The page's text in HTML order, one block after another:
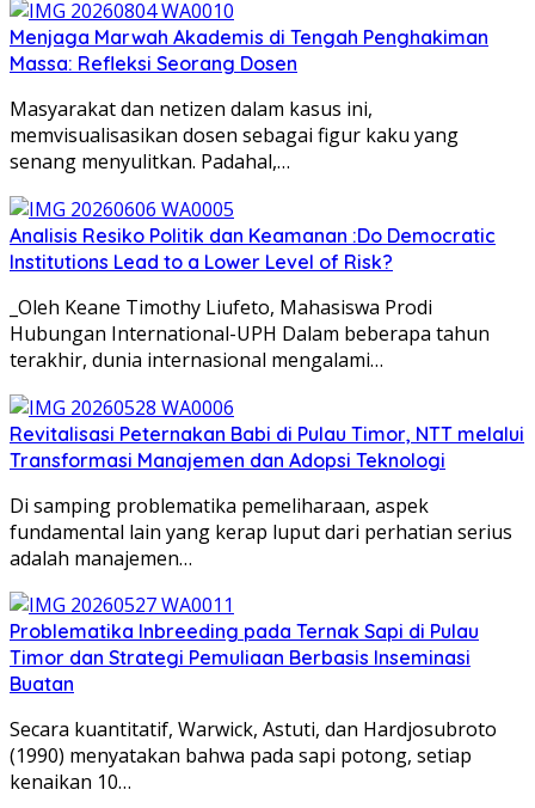
Menjaga Marwah Akademis di Tengah Penghakiman
Massa: Refleksi Seorang Dosen
Masyarakat dan netizen dalam kasus ini,
memvisualisasikan dosen sebagai figur kaku yang
senang menyulitkan. Padahal,…
Analisis Resiko Politik dan Keamanan :Do Democratic
Institutions Lead to a Lower Level of Risk?
_Oleh Keane Timothy Liufeto, Mahasiswa Prodi
Hubungan International-UPH Dalam beberapa tahun
terakhir, dunia internasional mengalami…
Revitalisasi Peternakan Babi di Pulau Timor, NTT melalui
Transformasi Manajemen dan Adopsi Teknologi
Di samping problematika pemeliharaan, aspek
fundamental lain yang kerap luput dari perhatian serius
adalah manajemen…
Problematika Inbreeding pada Ternak Sapi di Pulau
Timor dan Strategi Pemuliaan Berbasis Inseminasi
Buatan
Secara kuantitatif, Warwick, Astuti, dan Hardjosubroto
(1990) menyatakan bahwa pada sapi potong, setiap
kenaikan 10…